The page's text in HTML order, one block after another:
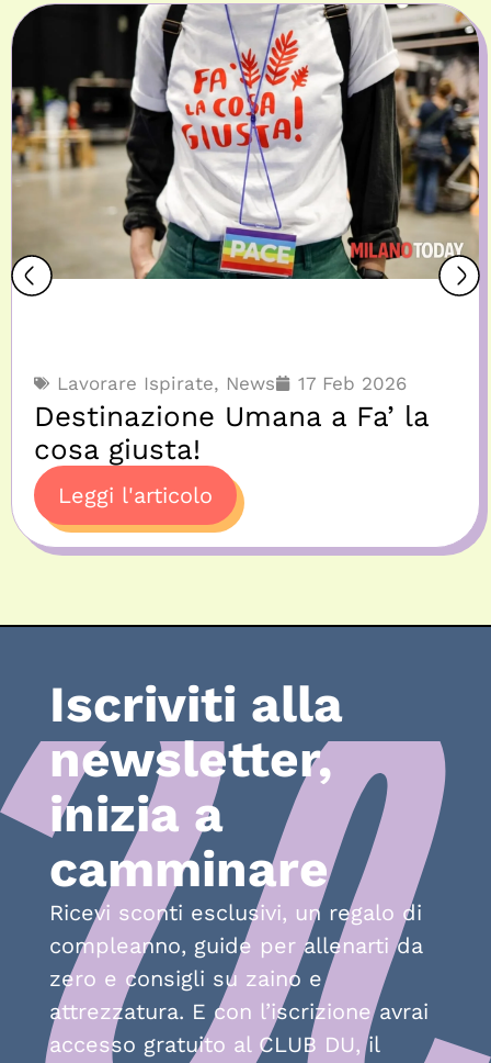
Lavorare Ispirate, News 17 Feb 2026
Destinazione Umana a Fa’ la
cosa giusta!
Leggi l'articolo
Iscriviti alla
newsletter,
inizia a
camminare
Ricevi sconti esclusivi, un regalo di
compleanno, guide per allenarti da
zero e consigli su zaino e
attrezzatura. E con l’iscrizione avrai
accesso gratuito al CLUB DU, il